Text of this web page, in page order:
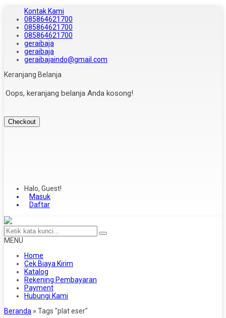
Kontak Kami
085864621700
085864621700
085864621700
geraibaja
geraibaja
geraibajaindo@gmail.com
Keranjang Belanja
Oops, keranjang belanja Anda kosong!
Checkout
Halo, Guest!
Masuk
Daftar
MENU
Home
Cek Biaya Kirim
Katalog
Rekening Pembayaran
Payment
Hubungi Kami
Beranda » Tags "plat eser"